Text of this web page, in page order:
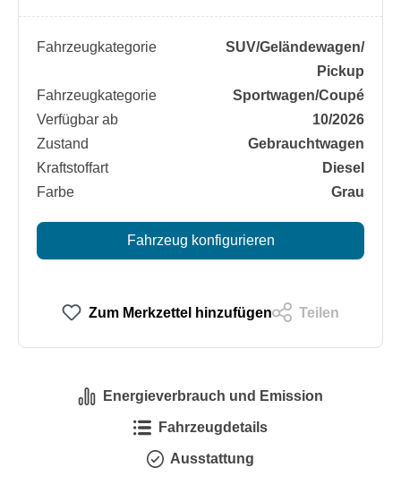
Fahrzeugkategorie
SUV/​Geländewagen/​
Pickup
Fahrzeugkategorie
Sportwagen/​Coupé
Verfügbar ab
10/2026
Zustand
Gebrauchtwagen
Kraftstoffart
Diesel
Farbe
Grau
Fahrzeug konfigurieren
Zum Merkzettel hinzufügen Teilen
Energieverbrauch und Emission
Fahrzeugdetails
Ausstattung